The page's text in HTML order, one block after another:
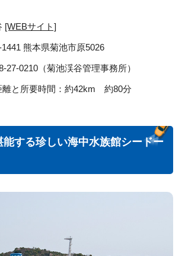
[WEBサイト]
熊本県菊池市原5026
27-0210（菊池渓谷管理事務所）
離と所要時間：約42km 約80分
能する珍しい海中水族館シードー